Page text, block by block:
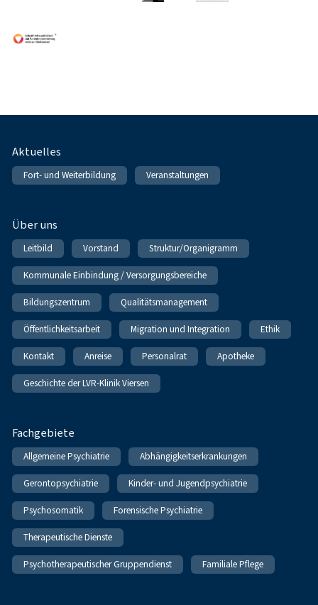
Fußnavigation
Aktuelles
Fort- und Weiterbildung Veranstaltungen
Über uns
Leitbild Vorstand Struktur/Organigramm
Kommunale Einbindung / Versorgungsbereiche
Bildungszentrum Qualitätsmanagement
Öffentlichkeitsarbeit Migration und Integration Ethik
Kontakt Anreise Personalrat Apotheke
Geschichte der LVR-Klinik Viersen
Fachgebiete
Allgemeine Psychiatrie Abhängigkeitserkrankungen
Gerontopsychiatrie Kinder- und Jugendpsychiatrie
Psychosomatik Forensische Psychiatrie
Therapeutische Dienste
Psychotherapeutischer Gruppendienst Familiale Pflege